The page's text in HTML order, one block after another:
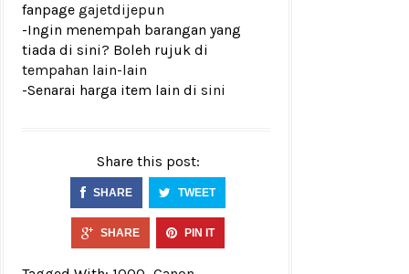
fanpage gajetdijepun
-Ingin menempah barangan yang
tiada di sini? Boleh rujuk di
tempahan lain-lain
-Senarai harga item lain di sini
Share this post:
SHARE TWEET
SHARE PIN IT